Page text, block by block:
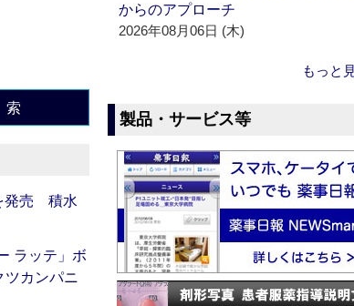
発売 積水
ラッテ」ボ
カンパニ
からのアプローチ
2026年08月06日 (木)
もっと
製品・サービス等